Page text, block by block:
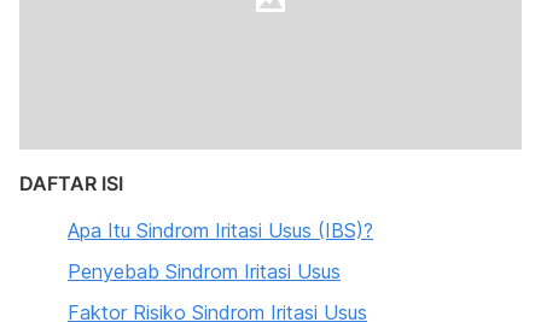
DAFTAR ISI
Apa Itu Sindrom Iritasi Usus (IBS)?
Penyebab Sindrom Iritasi Usus
Faktor Risiko Sindrom Iritasi Usus